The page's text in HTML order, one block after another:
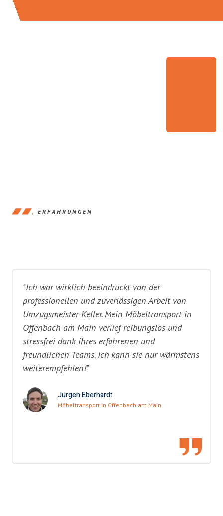
ERFAHRUNGEN
"Ich war wirklich beeindruckt von der
professionellen und zuverlässigen Arbeit von
Umzugsmeister Keller. Mein Möbeltransport in
Offenbach am Main verlief reibungslos und
stressfrei dank ihres erfahrenen und
freundlichen Teams. Ich kann sie nur wärmstens
weiterempfehlen!"
Jürgen Eberhardt
Möbeltransport in Offenbach am Main